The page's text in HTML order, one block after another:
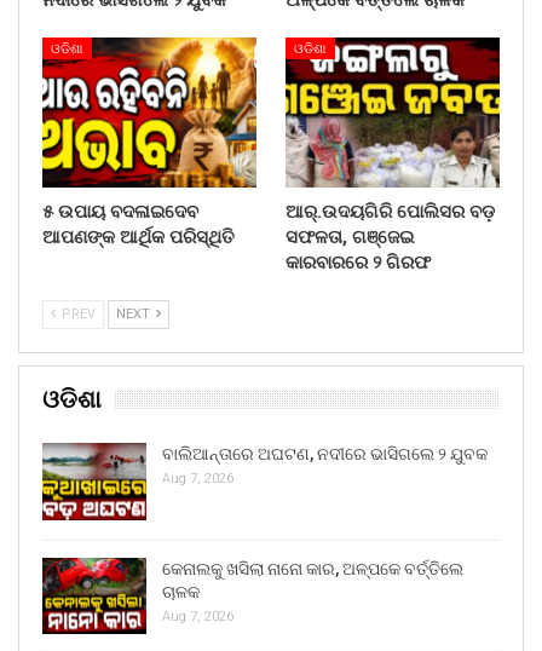
ଓଡିଶା
୫ ଉପାୟ ବଦଳାଇଦେବ
ଆପଣଙ୍କ ଆର୍ଥିକ ପରିସ୍ଥିତି
ଓଡିଶା
ଆର୍.ଉଦୟଗିରି ପୋଲିସର ବଡ଼
ସଫଳତା, ଗଞ୍ଜେଇ
କାରବାରରେ ୨ ଗିରଫ
PREV NEXT
ଓଡିଶା
ବାଲିଆନ୍ତାରେ ଅଘଟଣ, ନଦୀରେ ଭାସିଗଲେ ୨ ଯୁବକ
Aug 7, 2026
କେନାଲକୁ ଖସିଲା ନାନୋ କାର, ଅଳ୍ପକେ ବର୍ତ୍ତିଲେ
ଚାଳକ
Aug 7, 2026